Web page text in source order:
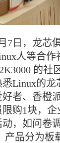
日，龙芯
人等合作
的社
悉Linux的
者、香橙
购1块，
，如问卷
品分为板